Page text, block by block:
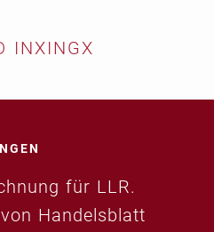
INXINGX
für LLR.
Handelsblatt